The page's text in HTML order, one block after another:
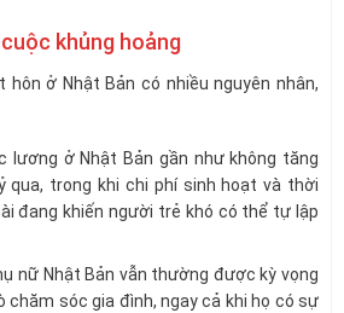
khủng hoảng
hôn ở Nhật Bản có nhiều nguyên nhân,
lương ở Nhật Bản gần như không tăng
qua, trong khi chi phí sinh hoạt và thời
đang khiến người trẻ khó có thể tự lập
nữ Nhật Bản vẫn thường được kỳ vọng
chăm sóc gia đình, ngay cả khi họ có sự